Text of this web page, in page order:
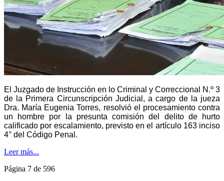
El Juzgado de Instrucción en lo Criminal y Correccional N.º 3
de la Primera Circunscripción Judicial, a cargo de la jueza
Dra. María Eugenia Torres, resolvió el procesamiento contra
un hombre por la presunta comisión del delito de hurto
calificado por escalamiento, previsto en el artículo 163 inciso
4° del Código Penal.
Leer más...
Página 7 de 596